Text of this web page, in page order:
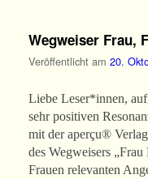
Wegweiser Frau,
Veröffentlicht am 20.
Liebe Leser*innen,
sehr positiven
mit der aperçu®
des Wegweisers
Frauen relevanten